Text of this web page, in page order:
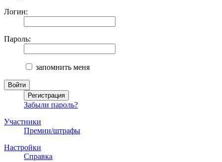
Логин:
Пароль:
запомнить меня
Забыли пароль?
Участники
Премии/штрафы
Настройки
Справка